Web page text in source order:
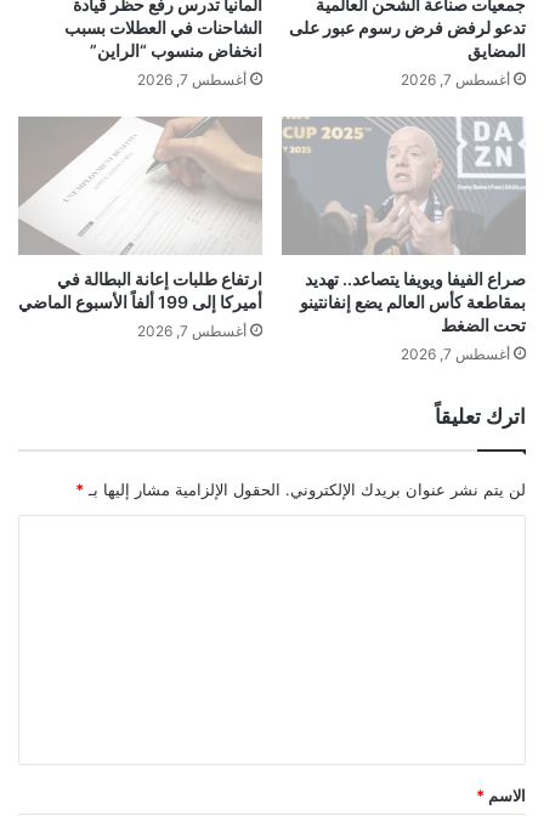
ا
ر
ة
0
أ
ض
ن
و
ا
ة
ش
م
ل
ى
أ
ى
م
س
و
ى
ف
ي
6
ش
ه
ر
جمعيات صناعة الشحن العالمية
تدعو لرفض فرض رسوم عبور على
المضايق
أغسطس 7, 2026
ألمانيا تدرس رفع حظر قيادة
الشاحنات في العطلات بسبب
انخفاض منسوب “الراين”
أغسطس 7, 2026
صراع الفيفا ويويفا يتصاعد.. تهديد
بمقاطعة كأس العالم يضع إنفانتينو
تحت الضغط
أغسطس 7, 2026
ارتفاع طلبات إعانة البطالة في
أميركا إلى 199 ألفاً الأسبوع الماضي
أغسطس 7, 2026
اترك تعليقاً
لن يتم نشر عنوان بريدك الإلكتروني. الحقول الإلزامية مشار إليها بـ *
*
الاسم *